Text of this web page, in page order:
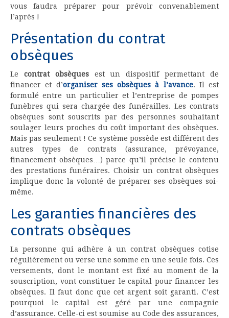
vous faudra préparer pour prévoir convenablement
l’après !
Présentation du contrat
obsèques
Le contrat obsèquesest un dispositif permettant de
financer et d’organiser ses obsèques à l’avance. Il est
formulé entre un particulier et l’entreprise de pompes
funèbres qui sera chargée des funérailles. Les contrats
obsèques sont souscrits par des personnes souhaitant
soulager leurs proches du coût important des obsèques.
Mais pas seulement ! Ce système possède est différent des
autres types de contrats (assurance, prévoyance,
financement obsèques…) parce qu’il précise le contenu
des prestations funéraires. Choisir un contrat obsèques
implique donc la volonté de préparer ses obsèques soi-
même.
Les garanties financières des
contrats obsèques
La personne qui adhère à un contrat obsèques cotise
régulièrement ou verse une somme en une seule fois. Ces
versements, dont le montant est fixé au moment de la
souscription, vont constituer le capital pour financer les
obsèques. Il faut donc que cet argent soit garanti. C’est
pourquoi le capital est géré par une compagnie
d’assurance. Celle-ci est soumise au Code des assurances,